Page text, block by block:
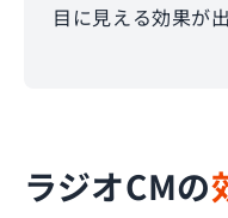
目に見える効果が
ラジオCMの